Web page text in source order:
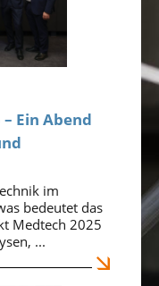
Ein Abend
im
bedeutet das
Medtech 2025
...